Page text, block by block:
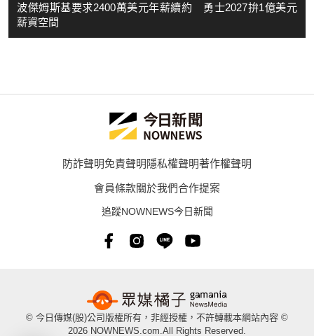
波傑姆斯基要求2400萬美元年薪續約 勇士2027拚1億美元
薪資空間
防詐聲明免責聲明隱私權聲明著作權聲明
會員條款關於我們合作提案
追蹤NOWNEWS今日新聞
© 今日傳媒(股)公司版權所有，非經授權，不許轉載本網站內容 ©
2026 NOWNEWS.com.All Rights Reserved.